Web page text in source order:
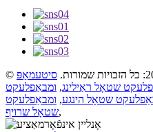
סיטעמאַפּ
שטאָל ראַילינג, ומבאַפלעקט
שטאָל הינגע, ומבאַפלעקט
שטאָל שרויף,